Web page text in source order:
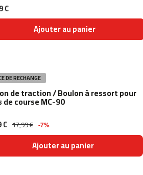
€
Ajouter au panier
DE RECHANGE
de traction / Boulon à ressort pour
course MC-90
€ 17,99 € -7%
Ajouter au panier